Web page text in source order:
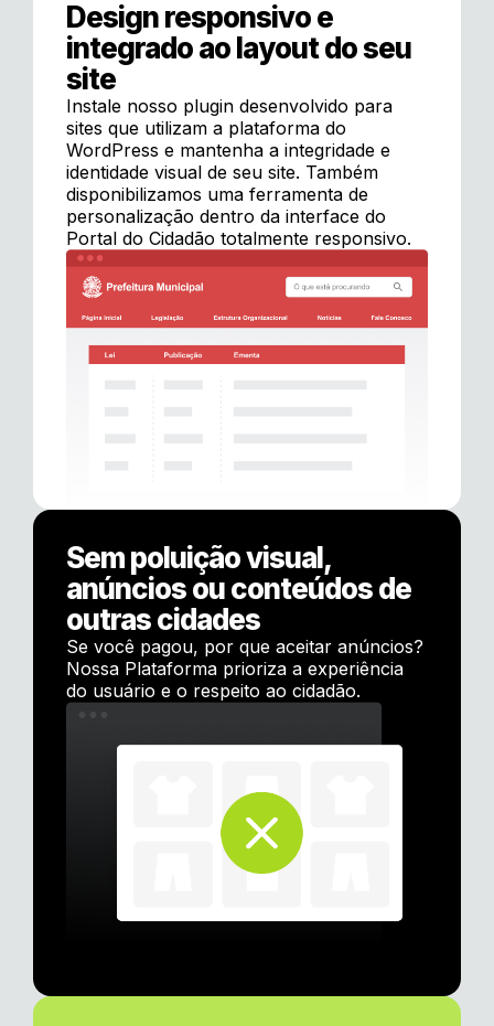
Design responsivo e
integrado ao layout do seu
site
Instale nosso plugin desenvolvido para
sites que utilizam a plataforma do
WordPress e mantenha a integridade e
identidade visual de seu site. Também
disponibilizamos uma ferramenta de
personalização dentro da interface do
Portal do Cidadão totalmente responsivo.
Sem poluição visual,
anúncios ou conteúdos de
outras cidades
Se você pagou, por que aceitar anúncios?
Nossa Plataforma prioriza a experiência
do usuário e o respeito ao cidadão.